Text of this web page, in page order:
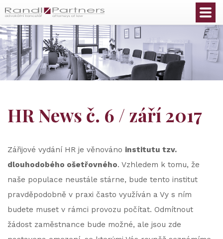
HR News č. 6 / září 2017
Zářijové vydání HR je věnováno institutu tzv.
dlouhodobého ošetřovného. Vzhledem k tomu, že
naše populace neustále stárne, bude tento institut
pravděpodobně v praxi často využíván a Vy s ním
budete muset v rámci provozu počítat. Odmítnout
žádost zaměstnance bude možné, ale jsou zde
Čeština